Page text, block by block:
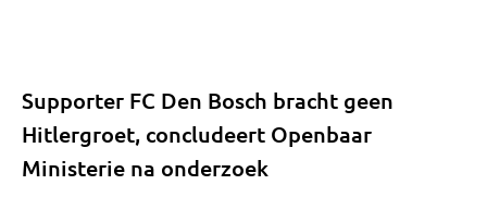
Supporter FC Den Bosch bracht geen
Hitlergroet, concludeert Openbaar
Ministerie na onderzoek